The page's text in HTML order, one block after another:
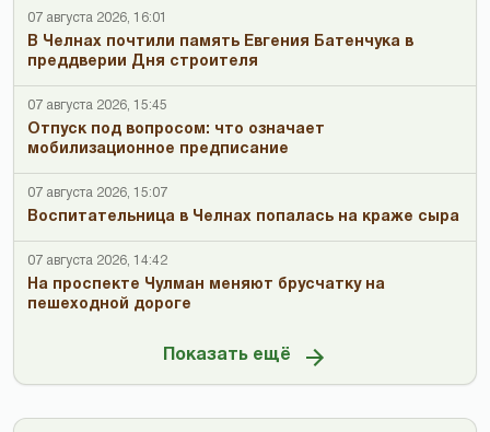
07 августа 2026, 16:01
В Челнах почтили память Евгения Батенчука в
преддверии Дня строителя
07 августа 2026, 15:45
Отпуск под вопросом: что означает
мобилизационное предписание
07 августа 2026, 15:07
Воспитательница в Челнах попалась на краже сыра
07 августа 2026, 14:42
На проспекте Чулман меняют брусчатку на
пешеходной дороге
Показать ещё